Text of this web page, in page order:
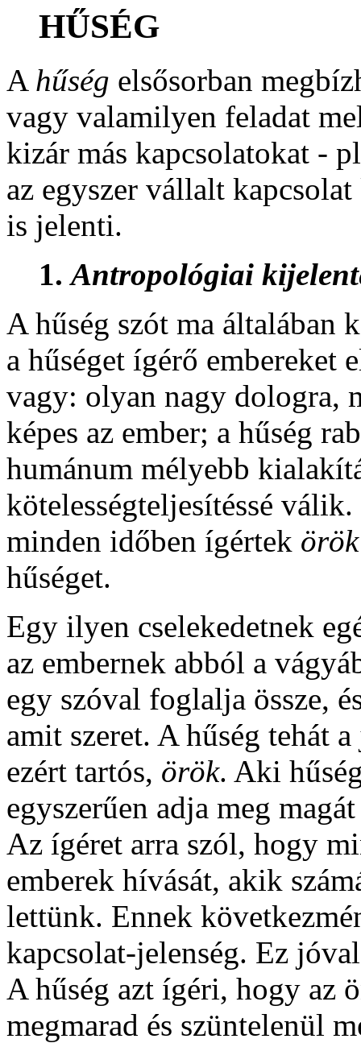
HŰSÉG
A hűség elsősorban
vagy valamilyen feladat
kizár más kapcsolatokat -
az egyszer vállalt
is jelenti.
1.Antropológiai
A hűség szót ma általában
a hűséget ígérő embereket
vagy: olyan nagy dologra,
képes az ember; a hűség
humánum mélyebb
kötelességteljesítéssé
minden időben ígértek örök
hűséget.
Egy ilyen cselekedetnek
az embernek abból a
egy szóval foglalja össze,
amit szeret. A hűség tehát
ezért tartós, örök. Aki
egyszerűen adja meg
Az ígéret arra szól, hogy
emberek hívását, akik
lettünk. Ennek
kapcsolat-jelenség. Ez
A hűség azt ígéri, hogy az
megmarad és szüntelenül